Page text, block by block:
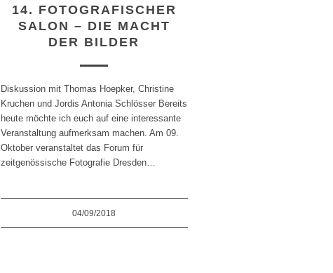
14. FOTOGRAFISCHER
SALON – DIE MACHT
DER BILDER
Diskussion mit Thomas Hoepker, Christine
Kruchen und Jordis Antonia Schlösser Bereits
heute möchte ich euch auf eine interessante
Veranstaltung aufmerksam machen. Am 09.
Oktober veranstaltet das Forum für
zeitgenössische Fotografie Dresden…
04/09/2018